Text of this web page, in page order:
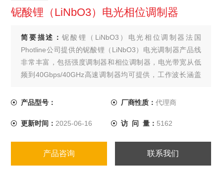
铌酸锂（LiNbO3）电光相位调制器
简要描述：铌酸锂（LiNbO3）电光相位调制器法国
Photline公司提供的铌酸锂（LiNbO3）电光调制器产品线
非常丰富，包括强度调制器和相位调制器，电光带宽从低
频到40Gbps/40GHz高速调制器均可提供，工作波长涵盖
公司的射频驱动配合，Photline调制器为科研实验和工业系
产品型号： 厂商性质： 代理商
更新时间： 2025-06-16 访 问 量： 5162
产品咨询 联系我们